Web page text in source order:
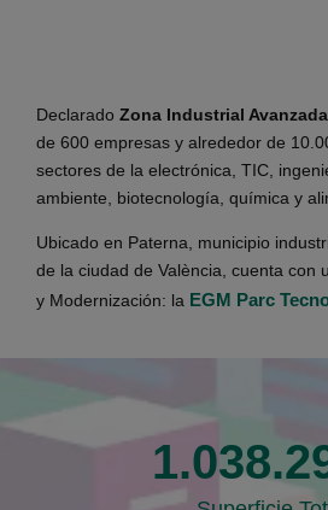
Declarado Zona Industrial Avanzada
de 600 empresas y alrededor de
sectores de la electrónica, TIC,
ambiente, biotecnología, química y
Ubicado en Paterna, municipio
de la ciudad de València, cuenta con
y Modernización: la EGM Parc